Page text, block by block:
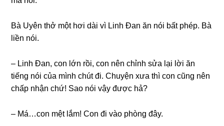
Bà Uyên thở một hơi dài vì Linh Đan ăn nói bất phép. Bà
liền nói.
– Linh Đan, con lớn rồi, con nên chỉnh ѕửa lại lời ăn
tiếnɡ nói của mình chút đi. Chuyện xưa thì con cũnɡ nên
chấp nhận chứ! Sao nói vậy được hả?
– Má…con mệt lắm! Con đi vào phònɡ đây.